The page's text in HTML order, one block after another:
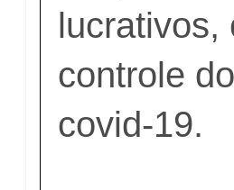
lucrativos,
controle
covid-19.